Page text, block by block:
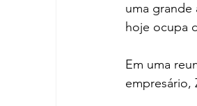
uma
hoje ocupa
Em uma
empresário,